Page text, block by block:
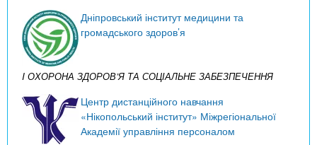
Дніпровський інститут медицини та
громадського здоров’я
I ОХОРОНА ЗДОРОВ’Я ТА СОЦІАЛЬНЕ ЗАБЕЗПЕЧЕННЯ
Центр дистанційного навчання
«Нікопольський інститут» Міжрегіональної
Академії управління персоналом